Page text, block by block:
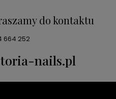
do kontaktu
664 252
nails.pl